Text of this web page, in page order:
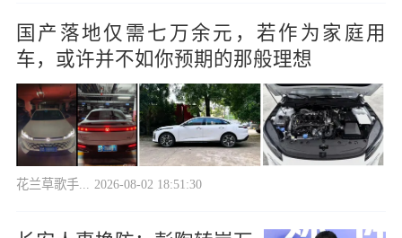
国产落地仅需七万余元，若作为家庭用
车，或许并不如你预期的那般理想
花兰草歌手... 2026-08-02 18:51:30